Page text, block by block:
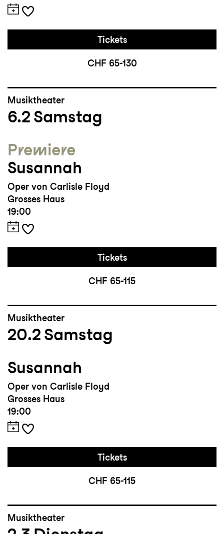
Tickets
CHF 65-130
Musiktheater
6.2 Samstag
Premiere
Susannah
Oper von Carlisle Floyd
Grosses Haus
19:00
Tickets
CHF 65-115
Musiktheater
20.2 Samstag
Susannah
Oper von Carlisle Floyd
Grosses Haus
19:00
Tickets
CHF 65-115
Musiktheater